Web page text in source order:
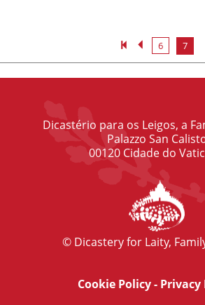
6 7
Dicastério para os Leigos, a
Palazzo San
00120 Cidade do
© Dicastery for Laity,
Cookie Policy- Privacy